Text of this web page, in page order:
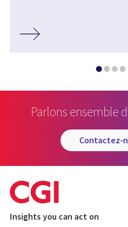
Parlons ensemble
contactez-
Insights you can act on